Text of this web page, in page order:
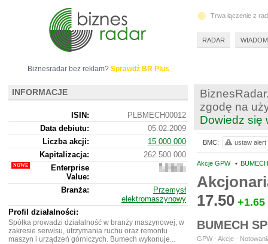
zgodę na
Dowiedz się
Akcje GPW •
17.50 +1.65
BUMECH
GPW - Akcje -
BMC: ustaw alert
Biznesradar bez reklam? Sprawdź BR Plus
INFORMACJE
ISIN:
PLBMECH00012
Data debiutu:
05.02.2009
Liczba akcji:
15 000 000
Kapitalizacja:
262 500 000
Enterprise
Value:
328
000
Branża:
Przemysł
elektromaszynowy
Profil działalności:
Spółka prowadzi działalność w branży maszynowej, w
zakresie serwisu, utrzymania ruchu oraz remontu
maszyn i urządzeń górniczych. Bumech wykonuje...
Trwa łączenie z
RADAR